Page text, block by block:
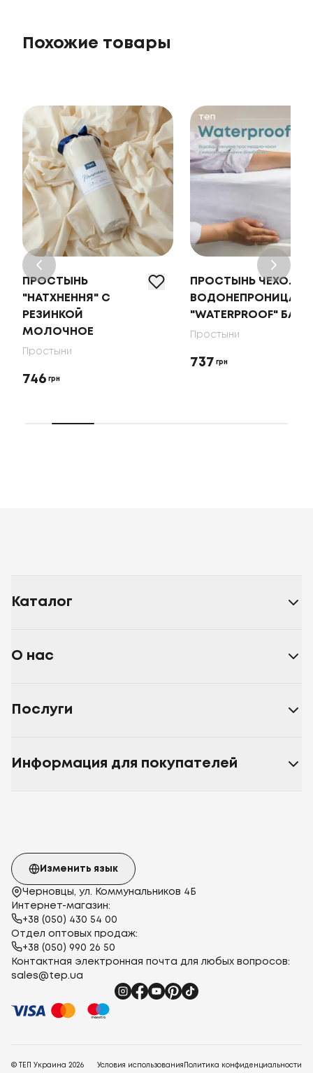
Похожие товары
ПРОСТЫНЬ
"НАТХНЕННЯ" С
РЕЗИНКОЙ
МОЛОЧНОЕ
Простыни
746 грн
ПРОСТЫНЬ ЧЕХОЛ
"WATERPROOF"
Простыни
737 грн
Каталог
О нас
Послуги
Информация для покупателей
Черновцы, ул. Коммунальников 4Б
Интернет-магазин:
+38 (050) 430 54 00
Отдел оптовых продаж:
+38 (050) 990 26 50
Контактная электронная почта для любых вопросов:
sales@tep.ua
Изменить язык
© ТЕП Украина 2026 Условия использования Политика конфиденциальности